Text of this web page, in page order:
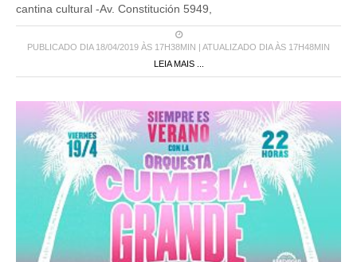
cantina cultural -Av. Constitución 5949,
PUBLICADO DIA 18/04/2019 ÀS 17H38MIN | ATUALIZADO DIA ÀS 17H48MIN
LEIA MAIS ...